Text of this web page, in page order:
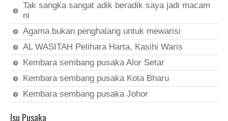
Tak sangka sangat adik beradik saya jadi macam
ni
Agama bukan penghalang untuk mewarisi
AL WASITAH Pelihara Harta, Kasihi Waris
Kembara sembang pusaka Alor Setar
Kembara sembang pusaka Kota Bharu
Kembara sembang pusaka Johor
Isu Pusaka